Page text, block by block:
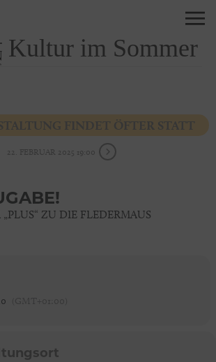
Kultur im Sommer
FINDET ÖFTER STATT
22. FEBRUAR 2025 19:00
ZU DIE FLEDERMAUS